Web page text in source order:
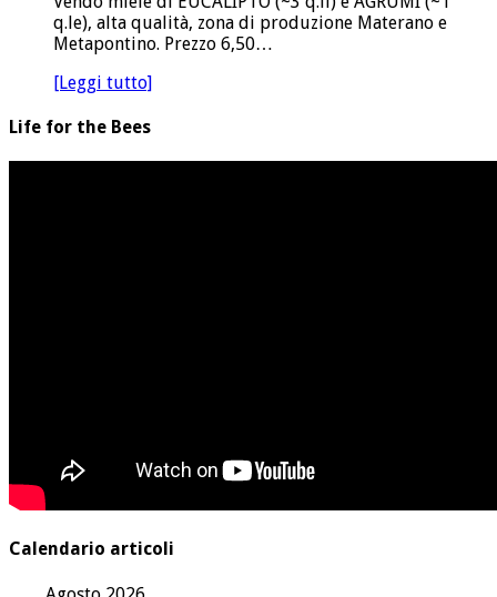
q.le), alta qualità, zona di produzione Materano e
Metapontino. Prezzo 6,50…
[Leggi tutto]
Life for the Bees
Calendario articoli